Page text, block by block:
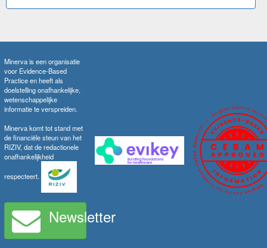
Minerva is een organisatie
voor Evidence-Based
Practice en heeft als
doelstelling onafhankelijke,
wetenschappelijke
informatie te verspreiden.
Minerva komt tot stand met
de financiële steun van het
RIZIV, dat de redactionele
onafhankelijkheid
respecteert.
Newsletter